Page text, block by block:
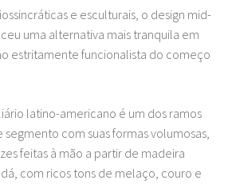
e esculturais, o design mid-
uma alternativa mais tranquila em
estritamente funcionalista do começo
latino-americano é um dos ramos
segmento com suas formas volumosas,
feitas à mão a partir de madeira
com ricos tons de melaço, couro e